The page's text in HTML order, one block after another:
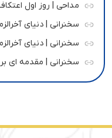
مداحی | روز اول اعتکاف
سخنرانی | دنیای
سخنرانی | دنیای
سخنرانی | مقدمه ای